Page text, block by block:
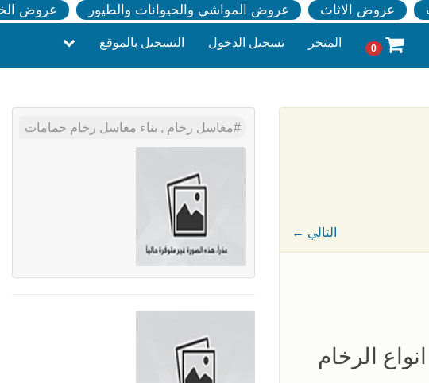
عروض الاثاث عروض المواشي والحيوانات والطيور عروض
0 المتجر تسجيل الدخول التسجيل بالموقع
← التالي
الرخام
مغاسل رخام , بناء مغاسل رخام حمامات